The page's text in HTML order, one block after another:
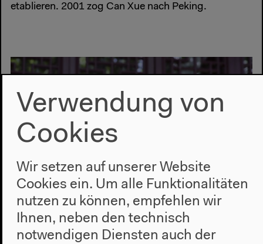
etablieren. 2001 zog Can Xue nach Peking.
Karin Betz, © Barbara Neeb
Verwendung von
Cookies
Wir setzen auf unserer Website
Cookies ein. Um alle Funktionalitäten
nutzen zu können, empfehlen wir
Ihnen, neben den technisch
notwendigen Diensten auch der